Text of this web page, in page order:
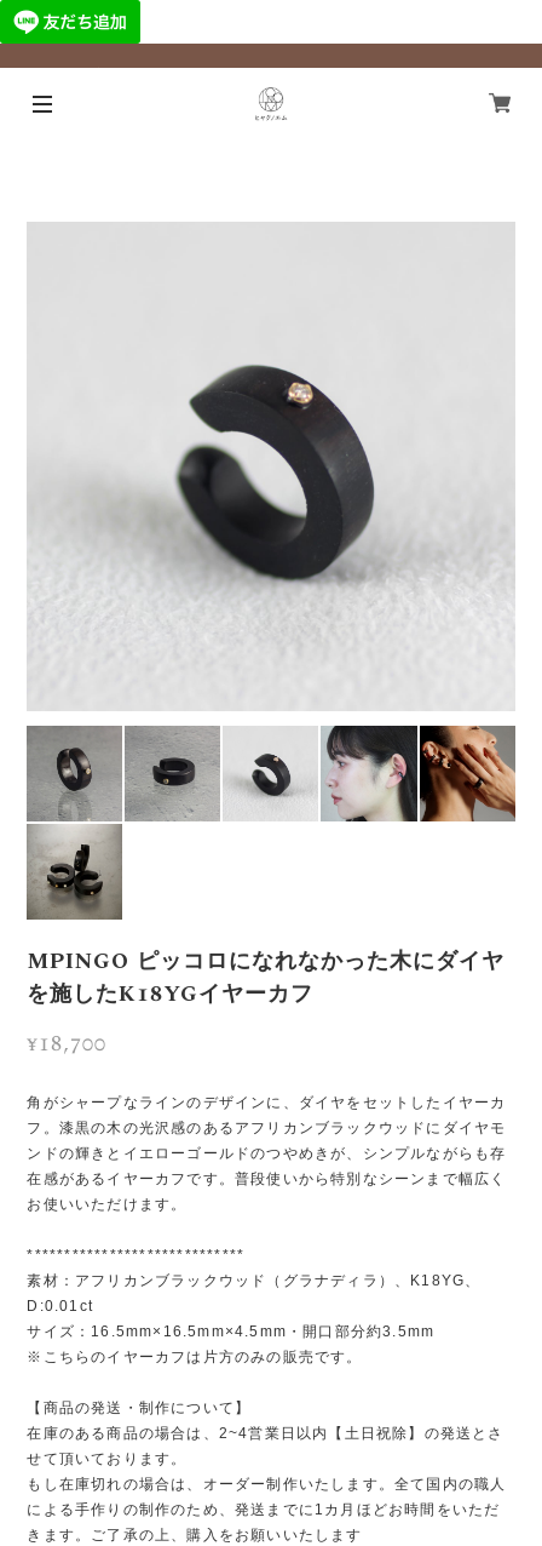
MPINGO ピッコロになれなかった木にダイヤ
を施したK18YGイヤーカフ
¥18,700
角がシャープなラインのデザインに、ダイヤをセットしたイヤーカ
フ。漆黒の木の光沢感のあるアフリカンブラックウッドにダイヤモ
ンドの輝きとイエローゴールドのつやめきが、シンプルながらも存
在感があるイヤーカフです。普段使いから特別なシーンまで幅広く
お使いいただけます。
*****************************
素材：アフリカンブラックウッド（グラナディラ）、K18YG、
D:0.01ct
サイズ：16.5mm×16.5mm×4.5mm・開口部分約3.5mm
※こちらのイヤーカフは片方のみの販売です。
【商品の発送・制作について】
在庫のある商品の場合は、2~4営業日以内【土日祝除】の発送とさ
せて頂いております。
もし在庫切れの場合は、オーダー制作いたします。全て国内の職人
による手作りの制作のため、発送までに1カ月ほどお時間をいただ
きます。ご了承の上、購入をお願いいたします